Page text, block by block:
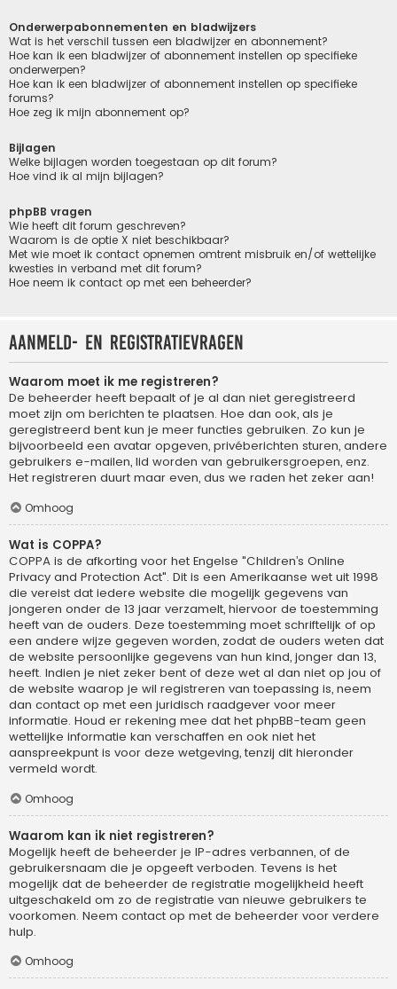
Onderwerpabonnementen en bladwijzers
Wat is het verschil tussen een bladwijzer en abonnement?
Hoe kan ik een bladwijzer of abonnement instellen op specifieke
onderwerpen?
Hoe kan ik een bladwijzer of abonnement instellen op specifieke
forums?
Hoe zeg ik mijn abonnement op?
Bijlagen
Welke bijlagen worden toegestaan op dit forum?
Hoe vind ik al mijn bijlagen?
phpBB vragen
Wie heeft dit forum geschreven?
Waarom is de optie X niet beschikbaar?
Met wie moet ik contact opnemen omtrent misbruik en/of wettelijke
kwesties in verband met dit forum?
Hoe neem ik contact op met een beheerder?
Aanmeld- en registratievragen
Waarom moet ik me registreren?
De beheerder heeft bepaalt of je al dan niet geregistreerd
moet zijn om berichten te plaatsen. Hoe dan ook, als je
geregistreerd bent kun je meer functies gebruiken. Zo kun je
bijvoorbeeld een avatar opgeven, privéberichten sturen, andere
gebruikers e-mailen, lid worden van gebruikersgroepen, enz.
Het registreren duurt maar even, dus we raden het zeker aan!
Omhoog
Wat is COPPA?
COPPA is de afkorting voor het Engelse "Children’s Online
Privacy and Protection Act". Dit is een Amerikaanse wet uit 1998
die vereist dat iedere website die mogelijk gegevens van
jongeren onder de 13 jaar verzamelt, hiervoor de toestemming
heeft van de ouders. Deze toestemming moet schriftelijk of op
een andere wijze gegeven worden, zodat de ouders weten dat
de website persoonlijke gegevens van hun kind, jonger dan 13,
heeft. Indien je niet zeker bent of deze wet al dan niet op jou of
de website waarop je wil registreren van toepassing is, neem
dan contact op met een juridisch raadgever voor meer
informatie. Houd er rekening mee dat het phpBB-team geen
wettelijke informatie kan verschaffen en ook niet het
aanspreekpunt is voor deze wetgeving, tenzij dit hieronder
vermeld wordt.
Omhoog
Waarom kan ik niet registreren?
Mogelijk heeft de beheerder je IP-adres verbannen, of de
gebruikersnaam die je opgeeft verboden. Tevens is het
mogelijk dat de beheerder de registratie mogelijkheid heeft
uitgeschakeld om zo de registratie van nieuwe gebruikers te
voorkomen. Neem contact op met de beheerder voor verdere
hulp.
Omhoog